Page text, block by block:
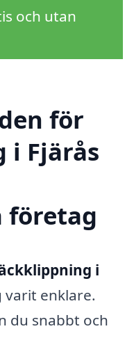
och utan
för
i Fjärås
företag
i
varit enklare.
du snabbt och